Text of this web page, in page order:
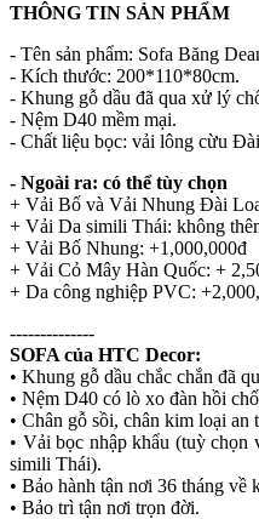
THÔNG TIN SẢN PHẨM
- Tên sản phẩm: Sofa Băng
- Kích thước: 200*110*80cm.
- Khung gỗ dầu đã qua xử lý
- Nệm D40 mềm mại.
- Chất liệu bọc: vải lông cừu
- Ngoài ra: có thể tùy chọn
+ Vải Bố và Vải Nhung Đài
+ Vải Da simili Thái: không
+ Vải Bố Nhung: +1,000,000đ
+ Vải Cỏ Mây Hàn Quốc: +
+ Da công nghiệp PVC:
--------------
SOFA của HTC Decor:
• Khung gỗ dầu chắc chắn đã
• Nệm D40 có lò xo đàn hồi
• Chân gỗ sồi, chân kim loại an
• Vải bọc nhập khẩu (tuỳ
simili Thái).
• Bảo hành tận nơi 36 tháng về
• Bảo trì tận nơi trọn đời.